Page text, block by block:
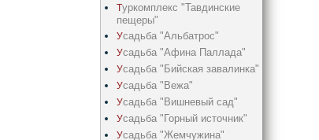
Туркомплекс "Тавдинские
пещеры"
Усадьба "Альбатрос"
Усадьба "Афина Паллада"
Усадьба "Бийская завалинка"
Усадьба "Вежа"
Усадьба "Вишневый сад"
Усадьба "Горный источник"
Усадьба "Жемчужина"